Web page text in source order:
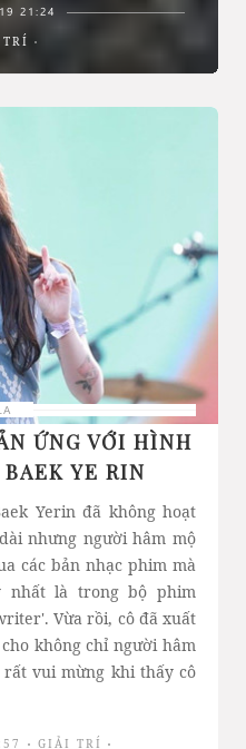
21:24
ỨNG VỚI HÌNH
YE RIN
Yerin đã không hoạt
nhưng người hâm mộ
các bản nhạc phim mà
nhất là trong bộ phim
Vừa rồi, cô đã xuất
không chỉ người hâm
rất vui mừng khi thấy cô
GIẢI TRÍ